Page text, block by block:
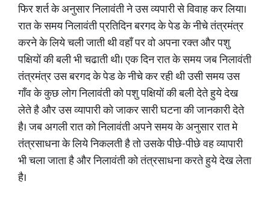
फिर शर्त के अनुसार निलावंती ने उस व्यपारी से विवाह कर लिया।
रात के समय निलावंती प्रतिदिन बरगद के पेड के नीचे तंत्रमंत्र
करने के लिये चली जाती थी वहाँ पर वो अपना रक्त और पशु
पक्षियों की बली भी चढाती थी। एक दिन रात के समय जब निलावंती
तंत्रमंत्र उस बरगद के पेड के नीचे कर रही थी उसी समय उस
गाँव के कुछ लोग निलावंती को पशु पक्षियों की बली देते हुये देख
लेते है और उस व्यापारी को जाकर सारी घटना की जानकारी देते
है। जब अगली रात को निलावंती अपने समय के अनुसार रात मे
तंत्रसाधना के लिये निकलती है तो उसके पीछे-पीछे वह व्यापारी
भी चला जाता है और निलावंती को तंत्रसाधना करते हुये देख लेता
है।